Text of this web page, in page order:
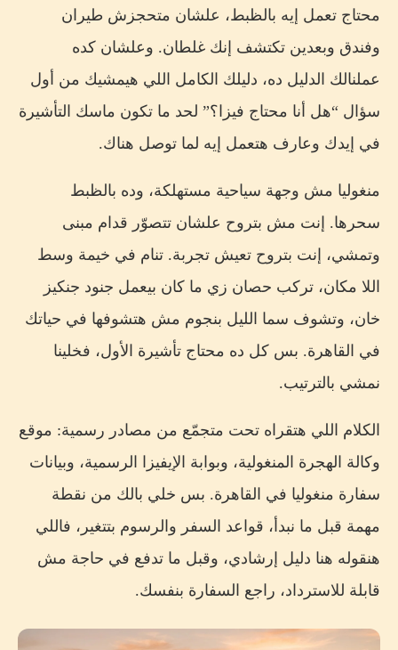
محتاج تعمل إيه بالظبط، علشان متحجزش طيران
وفندق وبعدين تكتشف إنك غلطان. وعلشان كده
عملنالك الدليل ده، دليلك الكامل اللي هيمشيك من أول
سؤال “هل أنا محتاج فيزا؟” لحد ما تكون ماسك التأشيرة
في إيدك وعارف هتعمل إيه لما توصل هناك.
منغوليا مش وجهة سياحية مستهلكة، وده بالظبط
سحرها. إنت مش بتروح علشان تتصوّر قدام مبنى
وتمشي، إنت بتروح تعيش تجربة. تنام في خيمة وسط
اللا مكان، تركب حصان زي ما كان بيعمل جنود جنكيز
خان، وتشوف سما الليل بنجوم مش هتشوفها في حياتك
في القاهرة. بس كل ده محتاج تأشيرة الأول، فخلينا
نمشي بالترتيب.
الكلام اللي هتقراه تحت متجمّع من مصادر رسمية: موقع
وكالة الهجرة المنغولية، وبوابة الإيفيزا الرسمية، وبيانات
سفارة منغوليا في القاهرة. بس خلي بالك من نقطة
مهمة قبل ما نبدأ، قواعد السفر والرسوم بتتغير، فاللي
هنقوله هنا دليل إرشادي، وقبل ما تدفع في حاجة مش
قابلة للاسترداد، راجع السفارة بنفسك.